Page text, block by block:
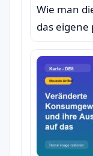
Wie man
das